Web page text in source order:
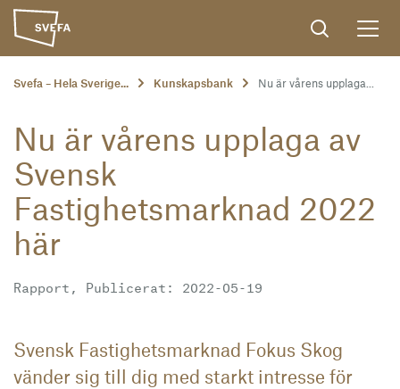
Svefa – Hela Sverige... Kunskapsbank Nu är vårens upplaga...
Nu är vårens upplaga av
Svensk
Fastighetsmarknad 2022
här
Rapport, Publicerat: 2022-05-19
Svensk Fastighetsmarknad Fokus Skog
vänder sig till dig med starkt intresse för